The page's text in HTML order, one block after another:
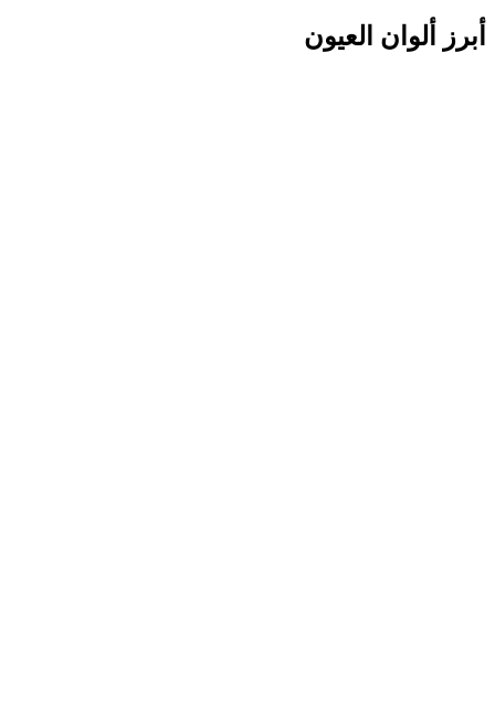
أبرز ألوان العيون